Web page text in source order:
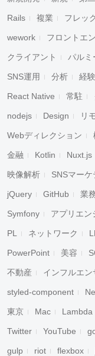
Rails 複業 フレッ
wework フロントエ
クライアント パルミ
SNS運用 分析 経
React Native 常駐
nodejs Design リ
Webディレクション
金融 Kotlin Nuxt.js
映像解析 SNSマー
jQuery GitHub 業
Symfony アプリエン
PL ネットワーク
PowerPoint 美容
不動産 インフルエン
styled-component
東京 Mac Lambda
Twitter YouTube
gulp riot flexbox